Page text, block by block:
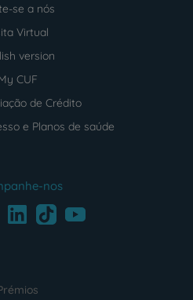
se a nós
Virtual
version
CUF
de Crédito
e Planos de saúde
nos
LinkedInTikTokYoutube